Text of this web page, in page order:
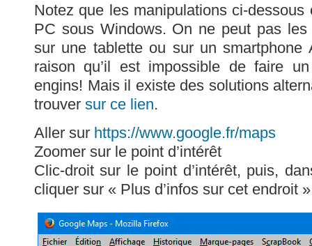
Notez que les manipulations ci-
PC sous Windows. On ne peut pas les
sur une tablette ou sur un smartphone
raison qu’il est impossible de faire
engins! Mais il existe des solutions
trouver sur ce lien.
Aller sur https://www.google.fr/maps
Zoomer sur le point d’intérêt
Clic-droit sur le point d’intérêt, puis,
cliquer sur « Plus d’infos sur cet endroit »